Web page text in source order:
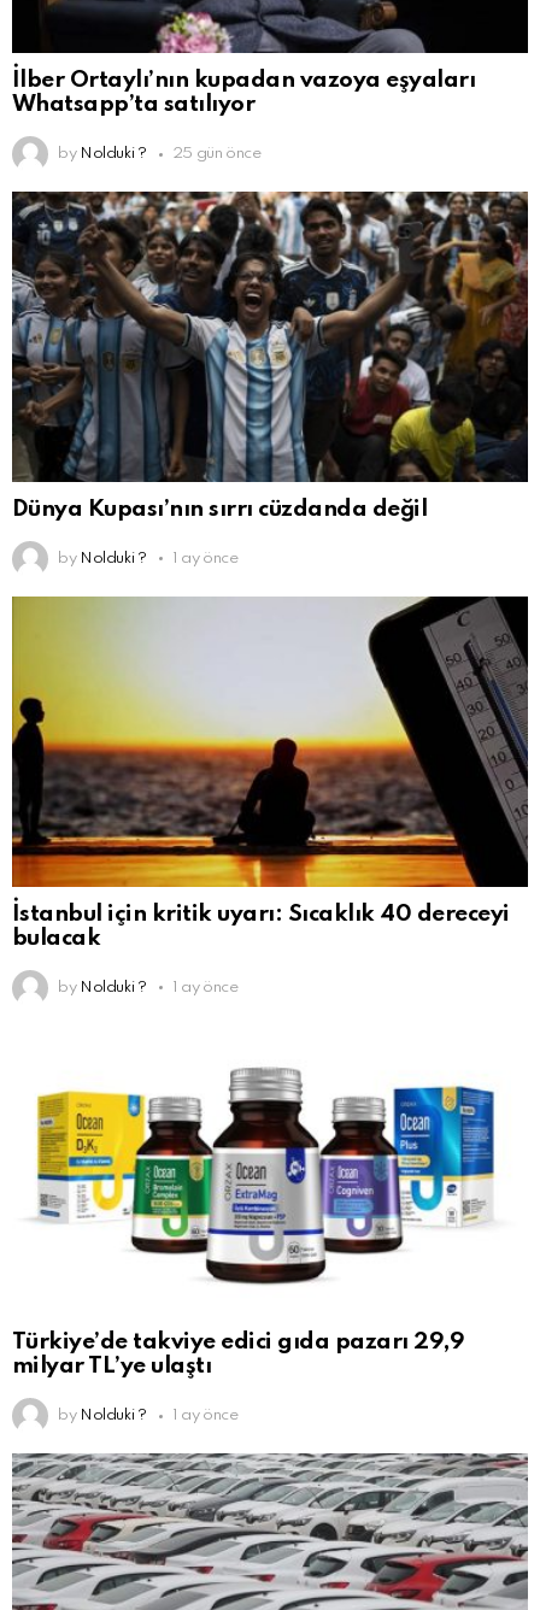
İlber Ortaylı’nın kupadan vazoya eşyaları
Whatsapp’ta satılıyor
by Nolduki ? 25 gün önce
Dünya Kupası’nın sırrı cüzdanda değil
by Nolduki ? 1 ay önce
İstanbul için kritik uyarı: Sıcaklık 40 dereceyi
bulacak
by Nolduki ? 1 ay önce
Türkiye’de takviye edici gıda pazarı 29,9
milyar TL’ye ulaştı
by Nolduki ? 1 ay önce